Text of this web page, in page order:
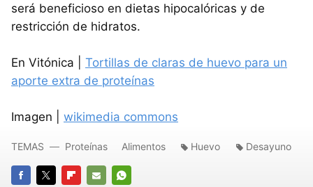
será beneficioso en dietas hipocalóricas y de
restricción de hidratos.
En Vitónica | Tortillas de claras de huevo para un
aporte extra de proteínas
Imagen | wikimedia commons
TEMAS Proteínas Alimentos Huevo Desayuno